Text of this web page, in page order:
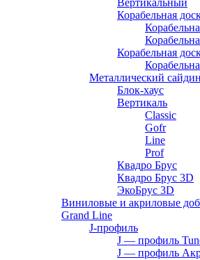
Вертикальный
Корабельная
Корабельная
Металлический
Блок-хаус
Вертикаль
Classic
Gofr
Line
Prof
Квадро Брус
Квадро Брус 3D
ЭкоБрус 3D
Виниловые и акриловые
Grand Line
J-профиль
J — профиль
J — профиль